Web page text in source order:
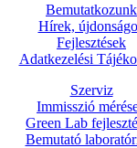
Bemutatkozunk
Hírek,
Fejlesztések
Adatkezelési
Szerviz
Immisszió
Green Lab
Bemutató